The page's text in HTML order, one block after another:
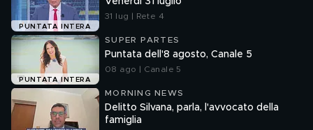
PUNTATA INTERA
31 lug | Rete 4
PUNTATA INTERA
SUPER PARTES
Puntata dell'8 agosto, Canale 5
08 ago | Canale 5
MORNING NEWS
Delitto Silvana, parla, l'avvocato della
famiglia